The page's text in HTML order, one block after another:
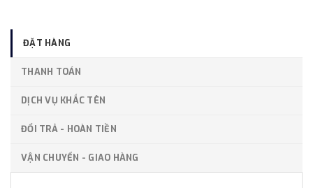
ĐẶT HÀNG
THANH TOÁN
DỊCH VỤ KHẮC TÊN
ĐỔI TRẢ - HOÀN TIỀN
VẬN CHUYỂN - GIAO HÀNG